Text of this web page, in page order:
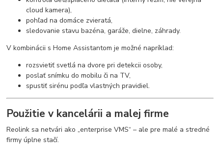
cloud kamera),
pohľad na domáce zvieratá,
sledovanie stavu bazéna, garáže, dielne, záhrady.
V kombinácii s Home Assistantom je možné napríklad:
rozsvietiť svetlá na dvore pri detekcii osoby,
poslať snímku do mobilu či na TV,
spustiť sirénu podľa vlastných pravidiel.
Použitie v kancelárii a malej firme
Reolink sa netvári ako „enterprise VMS“ – ale pre malé a stredné
firmy úplne stačí.